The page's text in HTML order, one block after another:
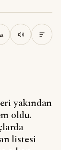
a
yakından
oldu.
listesi